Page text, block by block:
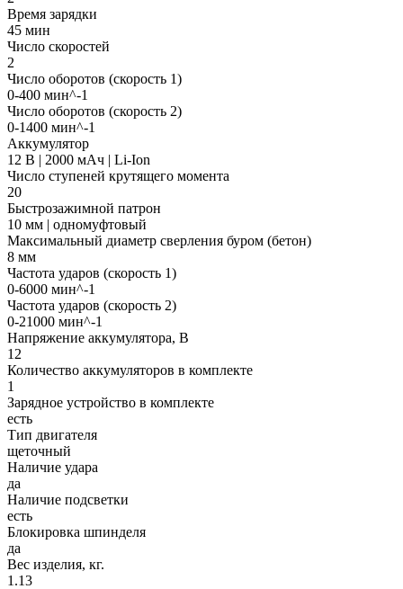
Время зарядки
45 мин
Число скоростей
2
Число оборотов (скорость 1)
0-400 мин^-1
Число оборотов (скорость 2)
0-1400 мин^-1
Аккумулятор
12 В | 2000 мАч | Li-Ion
Число ступеней крутящего момента
20
Быстрозажимной патрон
10 мм | одномуфтовый
Максимальный диаметр сверления буром (бетон)
8 мм
Частота ударов (скорость 1)
0-6000 мин^-1
Частота ударов (скорость 2)
0-21000 мин^-1
Напряжение аккумулятора, В
12
Количество аккумуляторов в комплекте
1
Зарядное устройство в комплекте
есть
Тип двигателя
щеточный
Наличие удара
да
Наличие подсветки
есть
Блокировка шпинделя
да
Вес изделия, кг.
1.13